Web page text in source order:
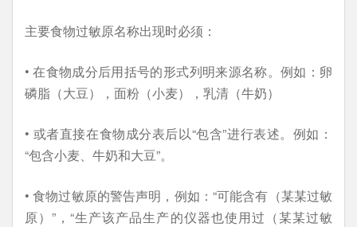
主要食物过敏原名称出现时必须：
• 在食物成分后用括号的形式列明来源名称。例如：卵
磷脂（大豆），面粉（小麦），乳清（牛奶）
• 或者直接在食物成分表后以“包含”进行表述。例如：
“包含小麦、牛奶和大豆”。
• 食物过敏原的警告声明，例如：“可能含有（某某过敏
原）”，“生产该产品生产的仪器也使用过（某某过敏